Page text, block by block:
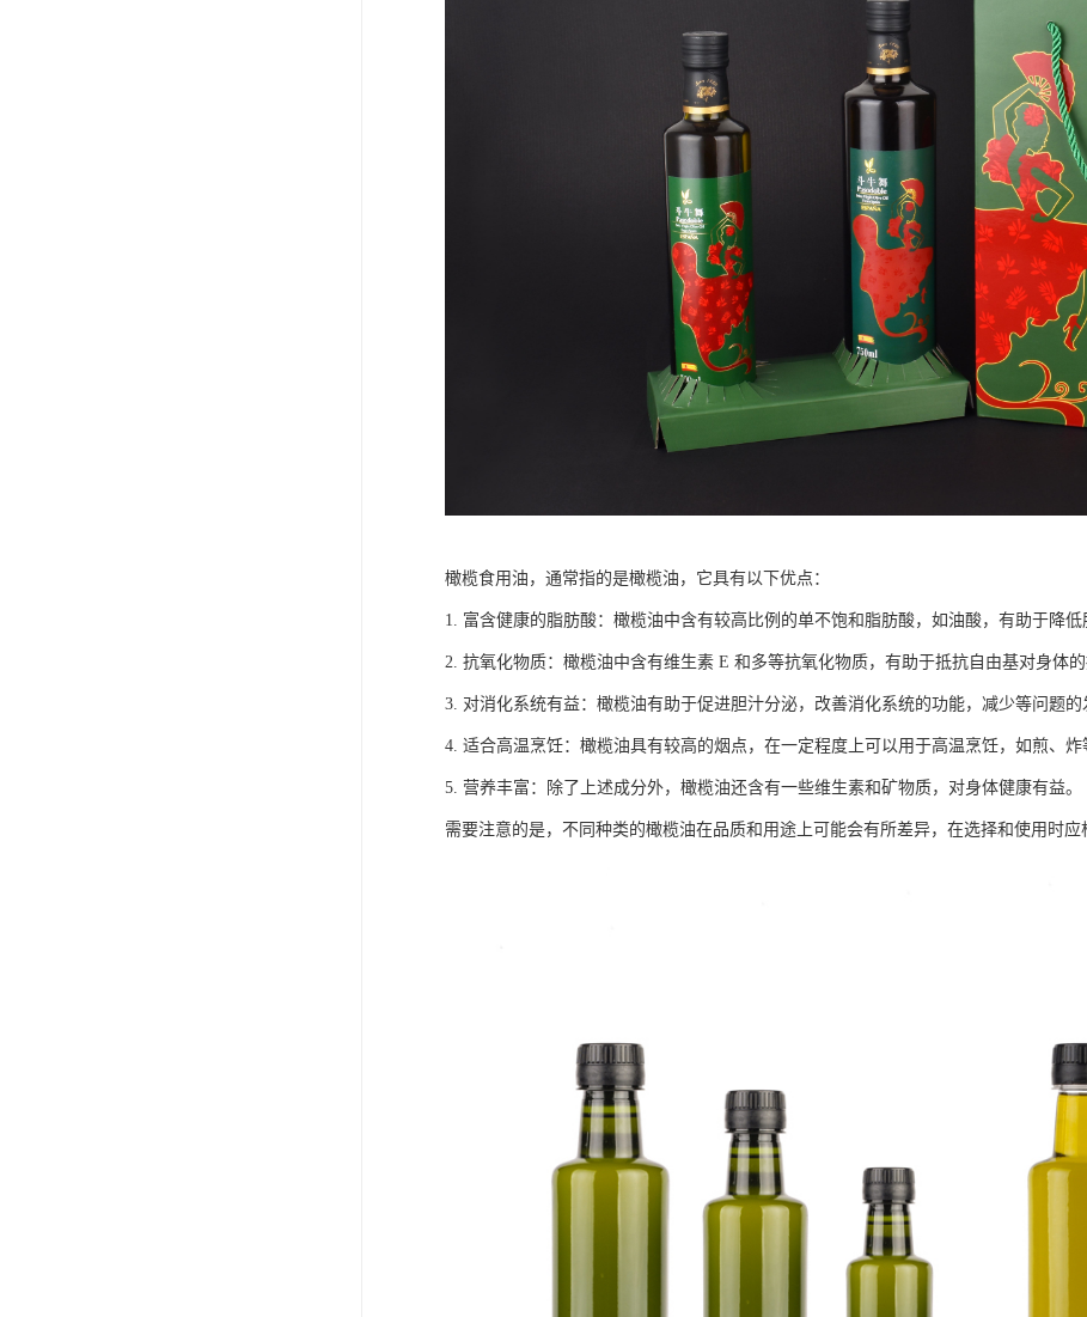
橄榄食用油，通常指的是橄榄油，它具有以下优点：
1. 富含健康的脂肪酸：橄榄油中含有较高比例的单不饱和脂肪酸，如油酸，有助于降低
2. 抗氧化物质：橄榄油中含有维生素 E 和多等抗氧化物质，有助于抵抗自由基对身体的
3. 对消化系统有益：橄榄油有助于促进胆汁分泌，改善消化系统的功能，减少等问题的
4. 适合高温烹饪：橄榄油具有较高的烟点，在一定程度上可以用于高温烹饪，如煎、炸
5. 营养丰富：除了上述成分外，橄榄油还含有一些维生素和矿物质，对身体健康有益。
需要注意的是，不同种类的橄榄油在品质和用途上可能会有所差异，在选择和使用时应